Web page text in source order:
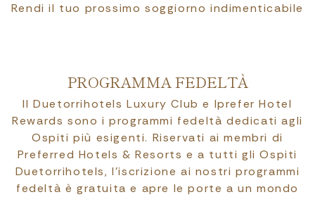
Rendi il tuo prossimo soggiorno indimenticabile
PROGRAMMA FEDELTÀ
Il Duetorrihotels Luxury Club e Iprefer Hotel
Rewards sono i programmi fedeltà dedicati agli
Ospiti più esigenti. Riservati ai membri di
Preferred Hotels & Resorts e a tutti gli Ospiti
Duetorrihotels, l’iscrizione ai nostri programmi
fedeltà è gratuita e apre le porte a un mondo